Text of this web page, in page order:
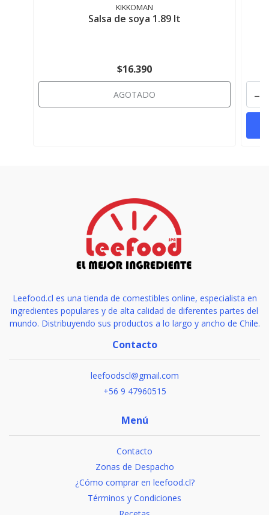
KIKKOMAN
Salsa de soya 1.89 lt
$16.390
AGOTADO -
Leefood.cl es una tienda de comestibles online, especialista en
ingredientes populares y de alta calidad de diferentes partes del
mundo. Distribuyendo sus productos a lo largo y ancho de Chile.
Contacto
leefoodscl@gmail.com
+56 9 47960515
Menú
Contacto
Zonas de Despacho
¿Cómo comprar en leefood.cl?
Términos y Condiciones